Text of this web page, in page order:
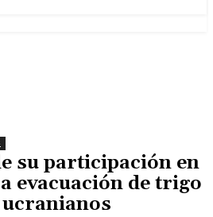
su participación en
evacuación de trigo